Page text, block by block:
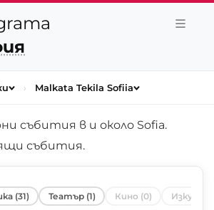
› Malkata Tekila Sofiia
събития в и около Sofia.
събития.
(31) Театър (1) Кино (0)